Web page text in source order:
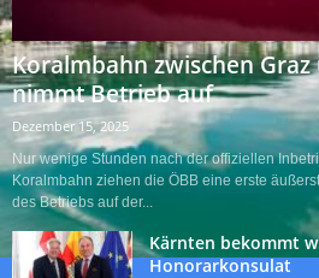
Koralmbahn zwischen
nimmt Betrieb auf
Dezember 15, 2025
Nur wenige Stunden nach der offiziellen
Koralmbahn ziehen die ÖBB eine erste
des Betriebs auf der...
Kärnten bekommt
Honorarkonsulat